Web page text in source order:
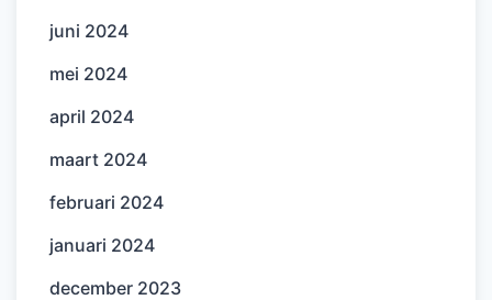
juni 2024
mei 2024
april 2024
maart 2024
februari 2024
januari 2024
december 2023